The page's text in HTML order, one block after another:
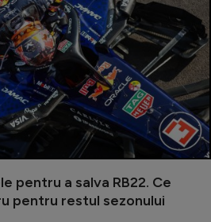
pentru a salva RB22. Ce
pentru restul sezonului